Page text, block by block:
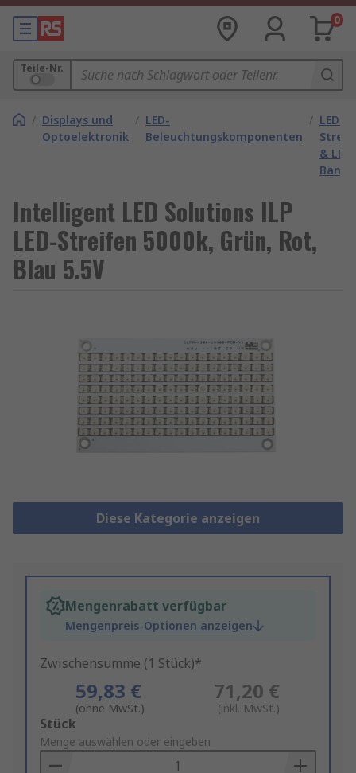
0
Teile-Nr.
/ Displays und
Optoelektronik
/ LED-
Beleuchtungskomponenten
/ LED-
& LED-
Intelligent LED Solutions ILP
LED-Streifen 5000k, Grün, Rot,
Blau 5.5V
Diese Kategorie anzeigen
Mengenrabatt verfügbar
Mengenpreis-Optionen anzeigen
Zwischensumme (1 Stück)*
59,83 €
(ohne MwSt.)
71,20 €
(inkl. MwSt.)
Add
to
Basket
Stück
Menge auswählen oder eingeben